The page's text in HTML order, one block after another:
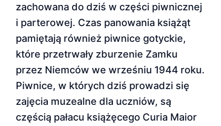
zachowana do dziś w części piwnicznej
i parterowej. Czas panowania książąt
pamiętają również piwnice gotyckie,
które przetrwały zburzenie Zamku
przez Niemców we wrześniu 1944 roku.
Piwnice, w których dziś prowadzi się
zajęcia muzealne dla uczniów, są
częścią pałacu książęcego Curia Maior